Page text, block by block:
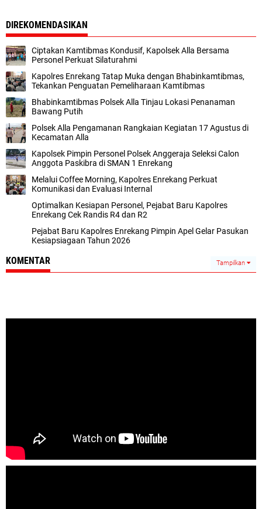
DIREKOMENDASIKAN
Ciptakan Kamtibmas Kondusif, Kapolsek Alla Bersama
Personel Perkuat Silaturahmi
Kapolres Enrekang Tatap Muka dengan Bhabinkamtibmas,
Tekankan Penguatan Pemeliharaan Kamtibmas
Bhabinkamtibmas Polsek Alla Tinjau Lokasi Penanaman
Bawang Putih
Polsek Alla Pengamanan Rangkaian Kegiatan 17 Agustus di
Kecamatan Alla
Kapolsek Pimpin Personel Polsek Anggeraja Seleksi Calon
Anggota Paskibra di SMAN 1 Enrekang
Melalui Coffee Morning, Kapolres Enrekang Perkuat
Komunikasi dan Evaluasi Internal
Optimalkan Kesiapan Personel, Pejabat Baru Kapolres
Enrekang Cek Randis R4 dan R2
Pejabat Baru Kapolres Enrekang Pimpin Apel Gelar Pasukan
Kesiapsiagaan Tahun 2026
KOMENTAR Tampilkan